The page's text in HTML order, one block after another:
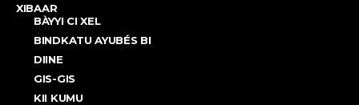
XIBAAR
BÀYYI CI XEL
BINDKATU AYUBÉS BI
DIINE
GIS-GIS
KII KUMU